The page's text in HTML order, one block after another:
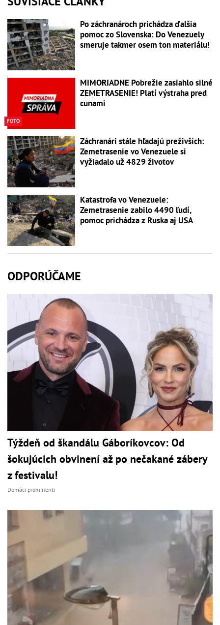
Po záchranároch prichádza ďalšia
pomoc zo Slovenska: Do Venezuely
smeruje takmer osem ton materiálu!
FOTO
MIMORIADNE Pobrežie zasiahlo silné
ZEMETRASENIE! Platí výstraha pred
cunami
Záchranári stále hľadajú preživších:
Zemetrasenie vo Venezuele si
vyžiadalo už 4829 životov
Katastrofa vo Venezuele:
Zemetrasenie zabilo 4490 ľudí,
pomoc prichádza z Ruska aj USA
ODPORÚČAME
Týždeň od škandálu Gáboríkovcov: Od
šokujúcich obvinení až po nečakané zábery
z festivalu!
Domáci prominenti